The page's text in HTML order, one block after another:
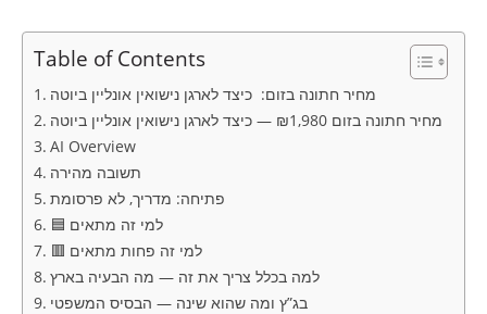
Table of Contents
מחיר חתונה בזום: כיצד לארגן נישואין אונליין ביוטה
מחיר חתונה בזום ₪1,980 — כיצד לארגן נישואין אונליין ביוטה
AI Overview
תשובה מהירה
פתיחה: מדריך, לא פרסומת
🟦 למי זה מתאים
🟥 למי זה פחות מתאים
למה בכלל צריך את זה — מה הבעיה בארץ
בג”ץ ומה שהוא שינה — הבסיס המשפטי